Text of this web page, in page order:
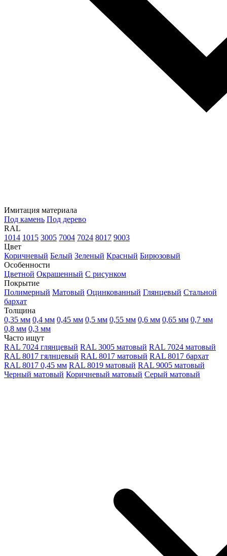
Имитация материала
Под камень Под дерево
RAL
1014 1015 3005 7004 7024 8017 9003
Цвет
Коричневый Белый Зеленый Красный Бирюзовый
Особенности
Цветной Окрашенный С рисунком
Покрытие
Полимерный Матовый Оцинкованный Глянцевый Стальной
бархат
Толщина
0,35 мм 0,4 мм 0,45 мм 0,5 мм 0,55 мм 0,6 мм 0,65 мм 0,7 мм
0,8 мм 0,3 мм
Часто ищут
RAL 7024 глянцевый RAL 3005 матовый RAL 7024 матовый
RAL 8017 гялнцевый RAL 8017 матовый RAL 8017 бархат
RAL 8017 0,45 мм RAL 8019 матовый RAL 9005 матовый
Черный матовый Коричневый матовый Серый матовый